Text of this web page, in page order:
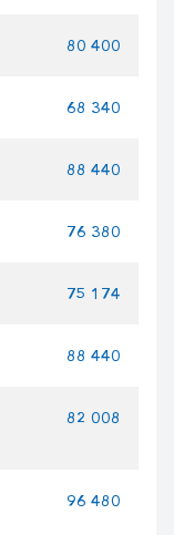
80 400
68 340
88 440
76 380
75 174
88 440
82 008
96 480